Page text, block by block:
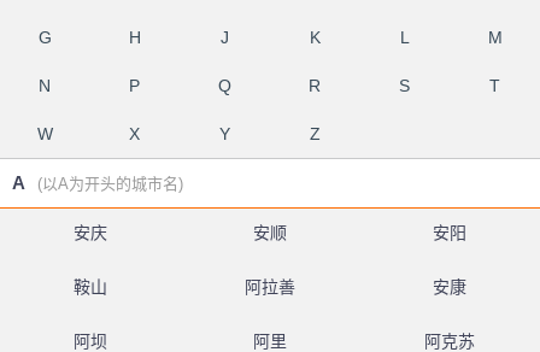
G H J K L M
N P Q R S T
W X Y Z
A (以A为开头的城市名)
安庆 安顺 安阳
鞍山 阿拉善 安康
阿坝 阿里 阿克苏